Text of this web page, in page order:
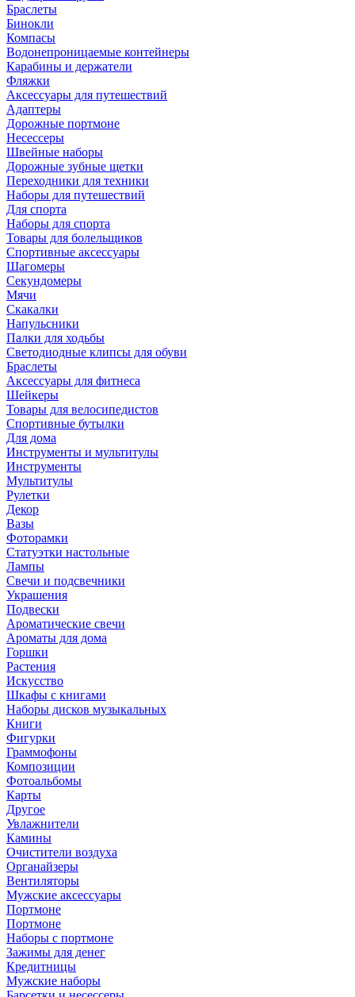
Браслеты
Бинокли
Компасы
Водонепроницаемые контейнеры
Карабины и держатели
Фляжки
Аксессуары для путешествий
Адаптеры
Дорожные портмоне
Несессеры
Швейные наборы
Дорожные зубные щетки
Переходники для техники
Наборы для путешествий
Для спорта
Наборы для спорта
Товары для болельщиков
Спортивные аксессуары
Шагомеры
Секундомеры
Мячи
Скакалки
Напульсники
Палки для ходьбы
Светодиодные клипсы для обуви
Браслеты
Аксессуары для фитнеса
Шейкеры
Товары для велосипедистов
Спортивные бутылки
Для дома
Инструменты и мультитулы
Инструменты
Мультитулы
Рулетки
Декор
Вазы
Фоторамки
Статуэтки настольные
Лампы
Свечи и подсвечники
Украшения
Подвески
Ароматические свечи
Ароматы для дома
Горшки
Растения
Искусство
Шкафы с книгами
Наборы дисков музыкальных
Книги
Фигурки
Граммофоны
Композиции
Фотоальбомы
Карты
Другое
Увлажнители
Камины
Очистители воздуха
Органайзеры
Вентиляторы
Мужские аксессуары
Портмоне
Портмоне
Наборы с портмоне
Зажимы для денег
Кредитницы
Мужские наборы